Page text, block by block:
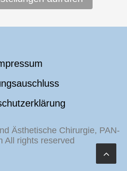
Ästhetische Chirurgie, PAN-
All rights reserved